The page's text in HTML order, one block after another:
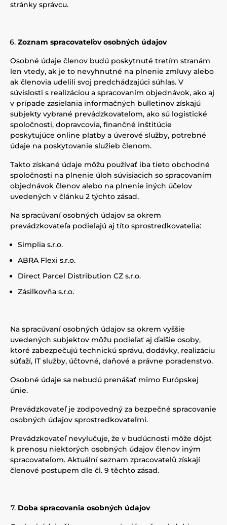
stránky správcu.
Zoznam spracovateľov osobných údajov
Osobné údaje členov budú poskytnuté tretím stranám
len vtedy, ak je to nevyhnutné na plnenie zmluvy alebo
ak členovia udelili svoj predchádzajúci súhlas. V
súvislosti s realizáciou a spracovaním objednávok, ako aj
v prípade zasielania informačných bulletinov získajú
subjekty vybrané prevádzkovateľom, ako sú logistické
spoločnosti, dopravcovia, finančné inštitúcie
poskytujúce online platby a úverové služby, potrebné
údaje na poskytovanie služieb členom.
Takto získané údaje môžu používať iba tieto obchodné
spoločnosti na plnenie úloh súvisiacich so spracovaním
objednávok členov alebo na plnenie iných účelov
uvedených v článku 2 týchto zásad.
Na spracúvaní osobných údajov sa okrem
prevádzkovateľa podieľajú aj títo sprostredkovatelia:
Simplia s.r.o.
ABRA Flexi s.r.o.
Direct Parcel Distribution CZ s.r.o.
Zásilkovňa s.r.o.
Na spracúvaní osobných údajov sa okrem vyššie
uvedených subjektov môžu podieľať aj ďalšie osoby,
ktoré zabezpečujú technickú správu, dodávky, realizáciu
súťaží, IT služby, účtovné, daňové a právne poradenstvo.
Osobné údaje sa nebudú prenášať mimo Európskej
únie.
Prevádzkovateľ je zodpovedný za bezpečné spracovanie
osobných údajov sprostredkovateľmi.
Prevádzkovateľ nevylučuje, že v budúcnosti môže dôjsť
k prenosu niektorých osobných údajov členov iným
spracovateľom. Aktuální seznam zpracovatelů získají
členové postupem dle čl. 9 těchto zásad.
Doba spracovania osobných údajov